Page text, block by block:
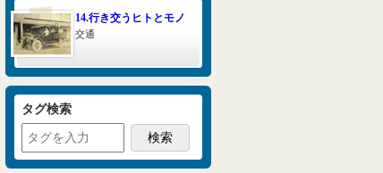
14.行き交うヒトとモノ
交通
タグ検索